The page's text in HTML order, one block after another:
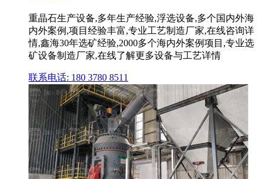
重晶石生产设备,多年生产经验,浮选设备,多个国内外海
内外案例,项目经验丰富,专业工艺制造厂家,在线咨询详
情,鑫海30年选矿经验,2000多个海内外案例项目,专业选
矿设备制造厂家,在线了解更多设备与工艺详情
联系电话: 180 3780 8511